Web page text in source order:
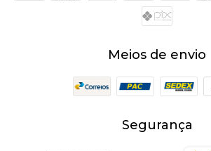
Meios de envio
Segurança